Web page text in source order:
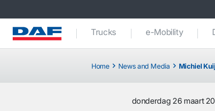
Trucks e-Mobility
Home News and Media Michiel
donderdag 26 maart